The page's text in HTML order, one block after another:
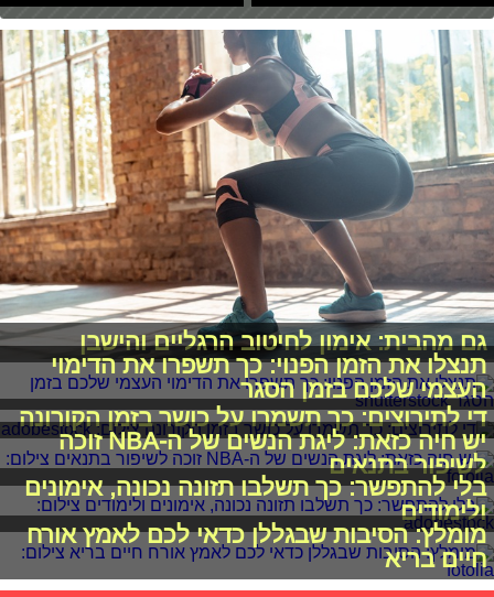
גם מהבית: אימון לחיטוב הרגליים והישבן
תנצלו את הזמן הפנוי: כך תשפרו את הדימוי
העצמי שלכם בזמן הסגר
די לתירוצים: כך תשמרו על כושר בזמן הקורונה
יש חיה כזאת: ליגת הנשים של ה-NBA זוכה
לשיפור בתנאים
בלי להתפשר: כך תשלבו תזונה נכונה, אימונים
ולימודים
מומלץ: הסיבות שבגללן כדאי לכם לאמץ אורח
חיים בריא